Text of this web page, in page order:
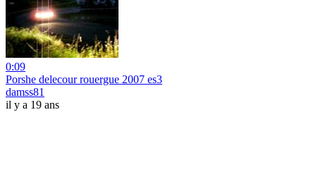
0:09
Porshe delecour rouergue 2007 es3
damss81
il y a 19 ans